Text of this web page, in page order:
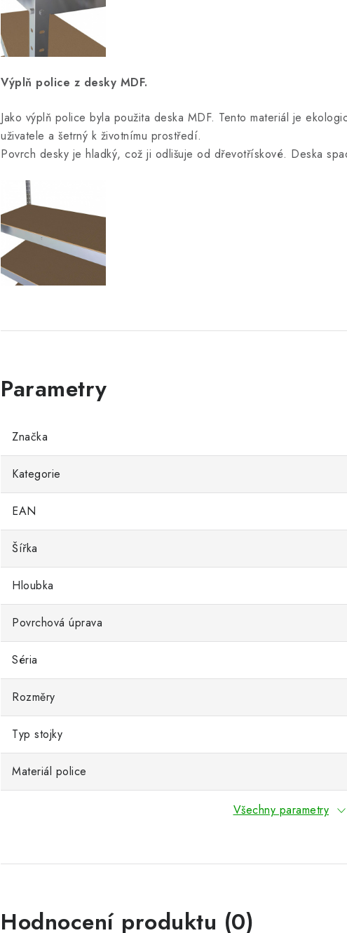
Výplň police z desky MDF.
Jako výplň police byla použita deska MDF. Tento materiál je
uživatele a šetrný k životnímu prostředí.
Povrch desky je hladký, což ji odlišuje od dřevotřískové. Deska
Značka
Kategorie
EAN
Šířka
Hloubka
Povrchová úprava
Séria
Rozměry
Typ stojky
Materiál police
Všechny parametry
Hodnocení produktu (0)